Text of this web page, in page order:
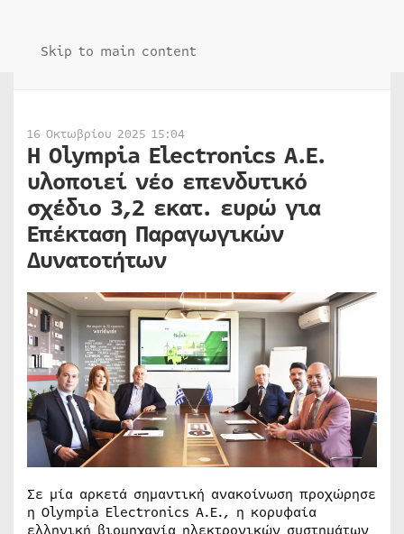
Skip to main content
16 Οκτωβρίου 2025 15:04
Η Olympia Electronics Α.Ε.
υλοποιεί νέο επενδυτικό
σχέδιο 3,2 εκατ. ευρώ για
Επέκταση Παραγωγικών
Δυνατοτήτων
Σε μία αρκετά σημαντική ανακοίνωση προχώρησε
η Olympia Electronics A.E., η κορυφαία